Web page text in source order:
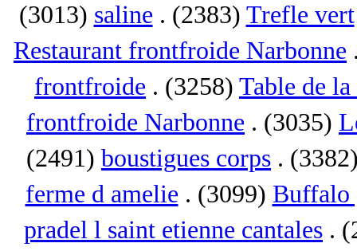
(3013) saline . (2383) Trefle vert
Restaurant frontfroide Narbonne
frontfroide . (3258) Table de
frontfroide Narbonne . (3035)
(2491) boustigues corps .
ferme d amelie . (3099) Buffalo
pradel l saint etienne cantales .